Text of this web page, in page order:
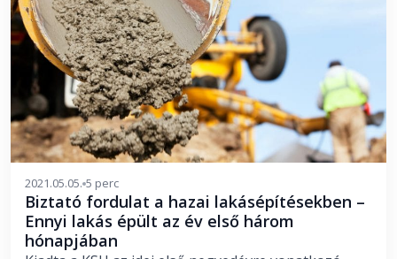
2021.05.05. 5 perc
Biztató fordulat a hazai lakásépítésekben –
Ennyi lakás épült az év első három
hónapjában